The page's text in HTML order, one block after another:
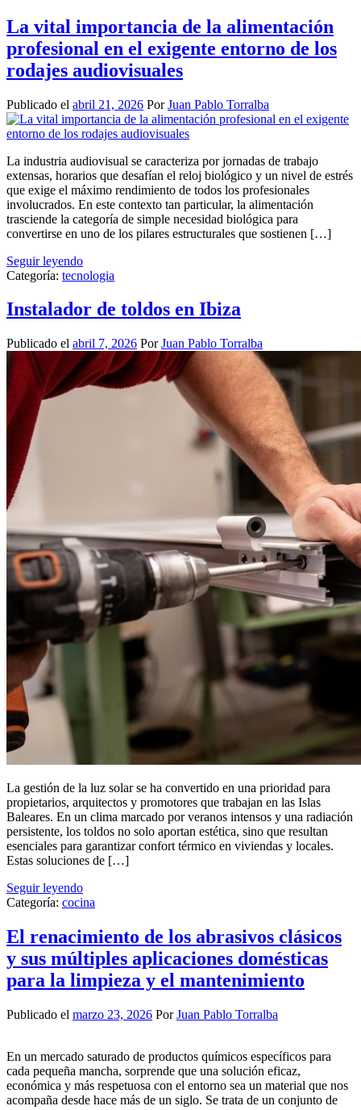
La vital importancia de la alimentación
profesional en el exigente entorno de los
rodajes audiovisuales
Publicado el abril 21, 2026 PorJuan Pablo Torralba
La industria audiovisual se caracteriza por jornadas de trabajo
extensas, horarios que desafían el reloj biológico y un nivel de estrés
que exige el máximo rendimiento de todos los profesionales
involucrados. En este contexto tan particular, la alimentación
trasciende la categoría de simple necesidad biológica para
convertirse en uno de los pilares estructurales que sostienen […]
Seguir leyendo
Categoría: tecnologia
Instalador de toldos en Ibiza
Publicado el abril 7, 2026 PorJuan Pablo Torralba
La gestión de la luz solar se ha convertido en una prioridad para
propietarios, arquitectos y promotores que trabajan en las Islas
Baleares. En un clima marcado por veranos intensos y una radiación
persistente, los toldos no solo aportan estética, sino que resultan
esenciales para garantizar confort térmico en viviendas y locales.
Estas soluciones de […]
Seguir leyendo
Categoría: cocina
El renacimiento de los abrasivos clásicos
y sus múltiples aplicaciones domésticas
para la limpieza y el mantenimiento
Publicado el marzo 23, 2026 PorJuan Pablo Torralba
En un mercado saturado de productos químicos específicos para
cada pequeña mancha, sorprende que una solución eficaz,
económica y más respetuosa con el entorno sea un material que nos
acompaña desde hace más de un siglo. Se trata de un conjunto de